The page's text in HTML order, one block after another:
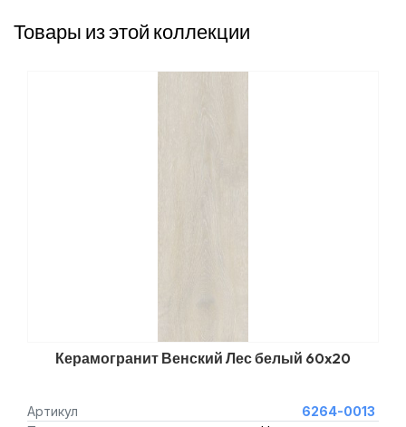
Товары из этой коллекции
Керамогранит Венский Лес белый 60x20
Артикул
6264-0013